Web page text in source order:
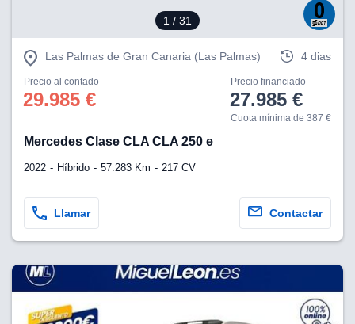
1 / 31
Las Palmas de Gran Canaria (Las Palmas) 4 dias
Precio al contado
29.985 €
Precio financiado
27.985 €
Cuota mínima de 387 €
Mercedes Clase CLA CLA 250 e
2022 Híbrido 57.283 Km 217 CV
Llamar Contactar